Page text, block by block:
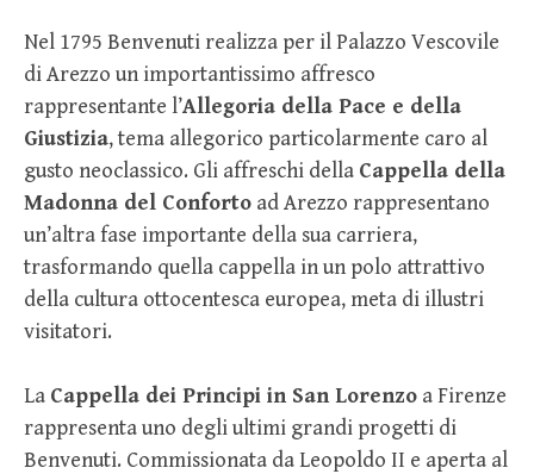
Nel 1795 Benvenuti realizza per il Palazzo Vescovile
di Arezzo un importantissimo affresco
rappresentante l’Allegoria della Pace e della
Giustizia, tema allegorico particolarmente caro al
gusto neoclassico. Gli affreschi della Cappella della
Madonna del Conforto ad Arezzo rappresentano
un’altra fase importante della sua carriera,
trasformando quella cappella in un polo attrattivo
della cultura ottocentesca europea, meta di illustri
visitatori.
La Cappella dei Principi in San Lorenzo a Firenze
rappresenta uno degli ultimi grandi progetti di
Benvenuti. Commissionata da Leopoldo II e aperta al